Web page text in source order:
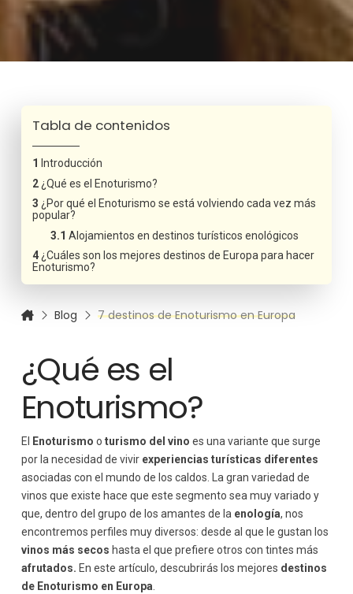
Tabla de contenidos
Introducción
¿Qué es el Enoturismo?
¿Por qué el Enoturismo se está volviendo cada vez más
popular?
Alojamientos en destinos turísticos enológicos
¿Cuáles son los mejores destinos de Europa para hacer
Enoturismo?
Blog 7 destinos de Enoturismo en Europa
¿Qué es el
Enoturismo?
El Enoturismo o turismo del vino es una variante que surge
por la necesidad de vivir experiencias turísticas diferentes
asociadas con el mundo de los caldos. La gran variedad de
vinos que existe hace que este segmento sea muy variado y
que, dentro del grupo de los amantes de laenología, nos
encontremos perfiles muy diversos: desde al que le gustan los
vinos más secos hasta el que prefiere otros con tintes más
afrutados. En este artículo, descubrirás los mejores destinos
de Enoturismo en Europa.